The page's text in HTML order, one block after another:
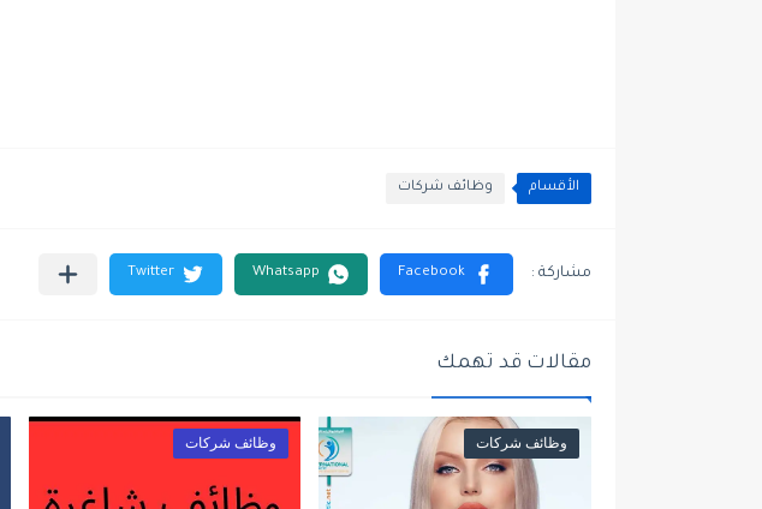
الأقسام وظائف شركات
مقالات قد تهمك
وظائف شركات وظائف شركات